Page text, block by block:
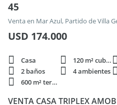
45
Venta en Mar Azul, Partido de Villa
USD 174.000
Casa 120 m² cubie.
2 baños
4 ambientes
600 m² terren.
VENTA CASA TRIPLEX